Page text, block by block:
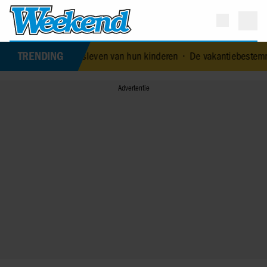
TRENDING
liefdesleven van hun kinderen•De vakantiebestemming van…